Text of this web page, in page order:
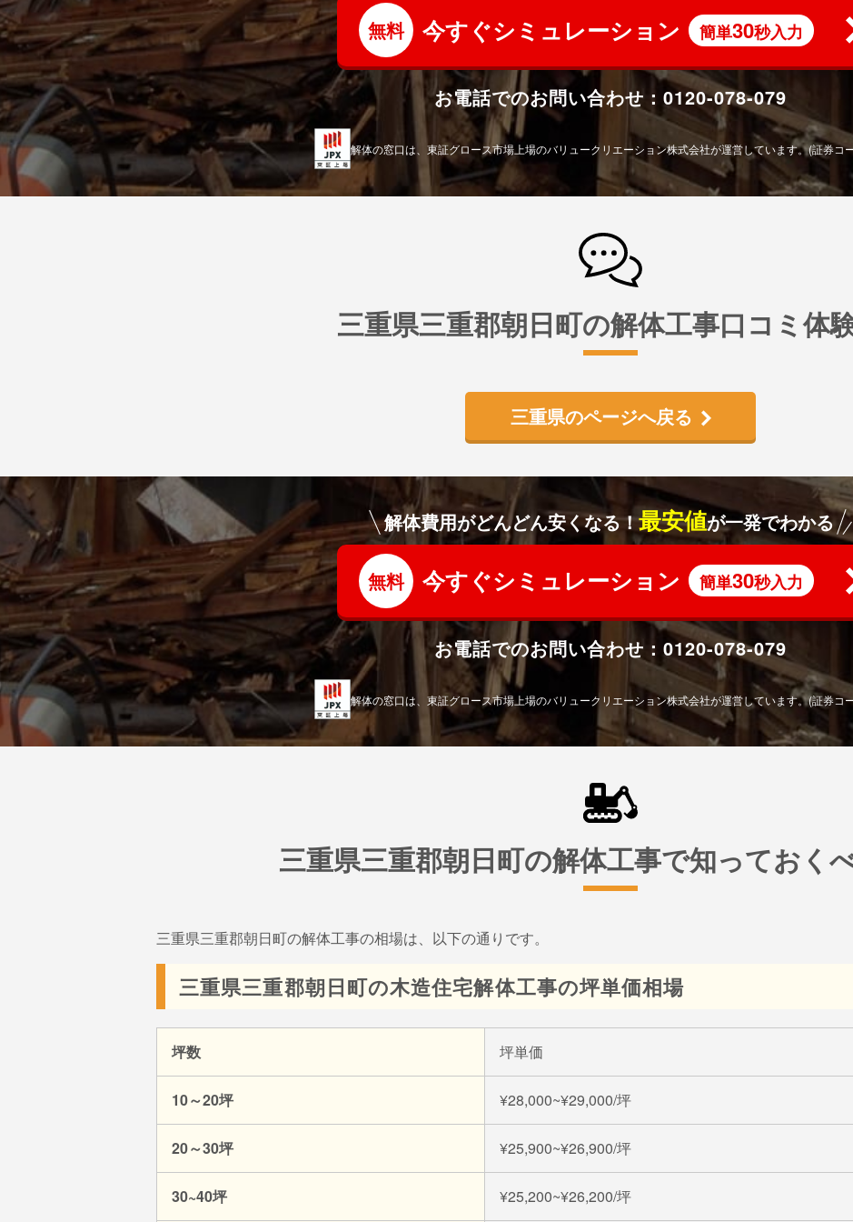
無料 今すぐシミュレーション 簡単30秒入力
お電話でのお問い合わせ： 0120-078-079
解体の窓口は、東証グロース市場上場のバリュークリエーション株式会社が運営しています。(証券コ
三重県三重郡朝日町の解体工事口コミ体
三重県のページへ戻る
解体費用がどんどん安くなる！最安値が一発でわかる
無料 今すぐシミュレーション 簡単30秒入力
お電話でのお問い合わせ： 0120-078-079
解体の窓口は、東証グロース市場上場のバリュークリエーション株式会社が運営しています。(証券コ
三重県三重郡朝日町の解体工事で知っておく
三重県三重郡朝日町の解体工事の相場は、以下の通りです。
三重県三重郡朝日町の木造住宅解体工事の坪単価相場
坪数 坪単価
10～20坪 ¥28,000~¥29,000/坪
20～30坪 ¥25,900~¥26,900/坪
30~40坪 ¥25,200~¥26,200/坪